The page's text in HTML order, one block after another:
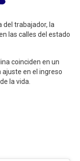
del trabajador, la
las calles del estado
coinciden en un
en el ingreso
la vida.